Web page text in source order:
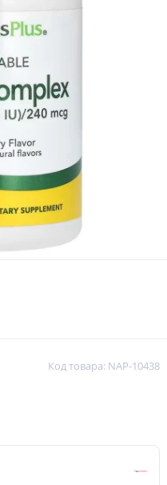
Код товара: NAP-10438